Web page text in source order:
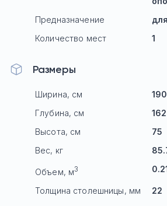
Предназначение
Количество мест
1
Размеры
Ширина, см
190
Глубина, см
162
Высота, см
75
Вес, кг
Объем, м3
Толщина столешницы, мм 22